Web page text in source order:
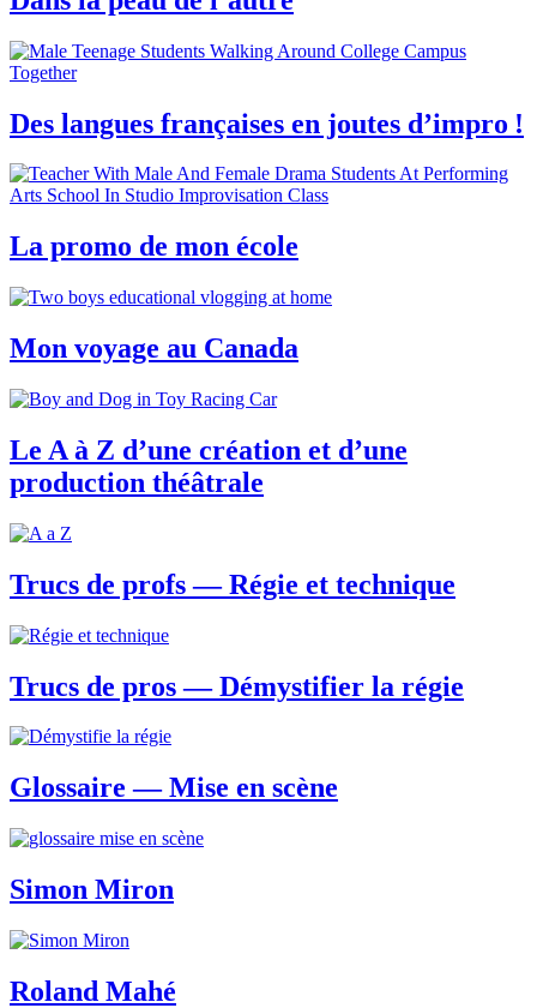
Des langues françaises en joutes d’impro !
La promo de mon école
Mon voyage au Canada
Le A à Z d’une création et d’une
production théâtrale
Trucs de profs — Régie et technique
Trucs de pros — Démystifier la régie
Glossaire — Mise en scène
Simon Miron
Roland Mahé